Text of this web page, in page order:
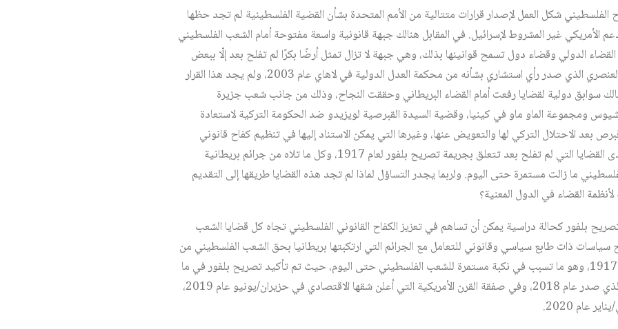
الفلسطيني شكل العمل لإصدار قرارات متتالية من الأمم المتحدة بشأن القضية الفلسطينية لم تجد حظها
الأمريكي غير المشروط لإسرائيل. في المقابل هنالك جبهة قانونية واسعة مفتوحة أمام الشعب الفلسطيني
الدولي وقضاء دول تسمح قوانينها بذلك، وهي جبهة لا تزال تمثل أرضًا بكرًا لم تفلح بعد إلّا ببعض
القضايا مثل قضية جدار الفصل العنصري الذي صدر رأي استشاري بشأنه من محكمة العدل الدولية في لاهاي عام 2003، ولم يجد هذا القرار
سوابق دولية لقضايا رفعت أمام القضاء البريطاني وحققت النجاح، وذلك من جانب شعب جزيرة
ومجموعة الماو ماو في كينيا، وقضية السيدة القبرصية لويزيدو ضد الحكومة التركية لاستعادة
بعد الاحتلال التركي لها والتعويض عنها، وغيرها التي يمكن الاستناد إليها في تنظيم كفاح قانوني
فلسطيني مؤثر وفعال. ولعل إحدى القضايا التي لم تفلح بعد تتعلق بجريمة تصريح بلفور لعام 1917، وكل ما تلاه من جرائم بريطانية
ما زالت مستمرة حتى اليوم. ولربما يجدر التساؤل لماذا لم تجد هذه القضايا طريقها إلى التقديم
القضاء في الدول المعنية؟
بلفور كحالة دراسية يمكن أن تساهم في تعزيز الكفاح القانوني الفلسطيني تجاه كل قضايا الشعب
سياسات ذات طابع سياسي وقانوني للتعامل مع الجرائم التي ارتكبتها بريطانيا بحق الشعب الفلسطيني من
جراء إصدارها تصريح بلفور عام 1917، وهو ما تسبب في نكبة مستمرة للشعب الفلسطيني حتى اليوم، حيث تم تأكيد تصريح بلفور في ما
سمّي قانون القومية الإسرائيلي الذي صدر عام 2018، وفي صفقة القرن الأمريكية التي أعلن شقها الاقتصادي في حزيران/يونيو عام 2019،
عام 2020.